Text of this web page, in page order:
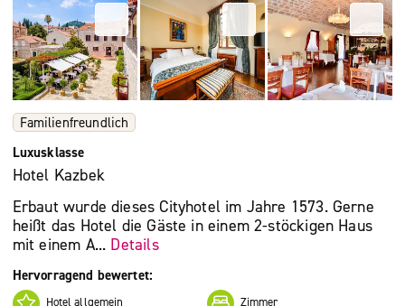
Familienfreundlich
Luxusklasse
Hotel Kazbek
Erbaut wurde dieses Cityhotel im Jahre 1573. Gerne
heißt das Hotel die Gäste in einem 2-stöckigen Haus
mit einem A... Details
Hervorragend bewertet:
Hotel allgemein Zimmer